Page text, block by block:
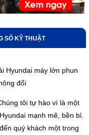
SỐ KỸ THUẬT
Hyundai máy lớn phun
đổi
tôi tự hào vì là một
mạnh mẽ, bền bỉ.
quý khách một trong